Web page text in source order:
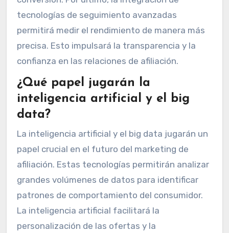
tecnologías de seguimiento avanzadas
permitirá medir el rendimiento de manera más
precisa. Esto impulsará la transparencia y la
confianza en las relaciones de afiliación.
¿Qué papel jugarán la
inteligencia artificial y el big
data?
La inteligencia artificial y el big data jugarán un
papel crucial en el futuro del marketing de
afiliación. Estas tecnologías permitirán analizar
grandes volúmenes de datos para identificar
patrones de comportamiento del consumidor.
La inteligencia artificial facilitará la
personalización de las ofertas y la